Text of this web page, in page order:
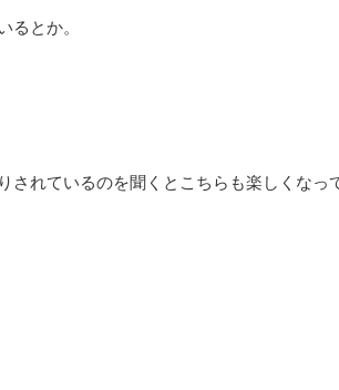
とか。
れているのを聞くとこちらも楽しくなっ